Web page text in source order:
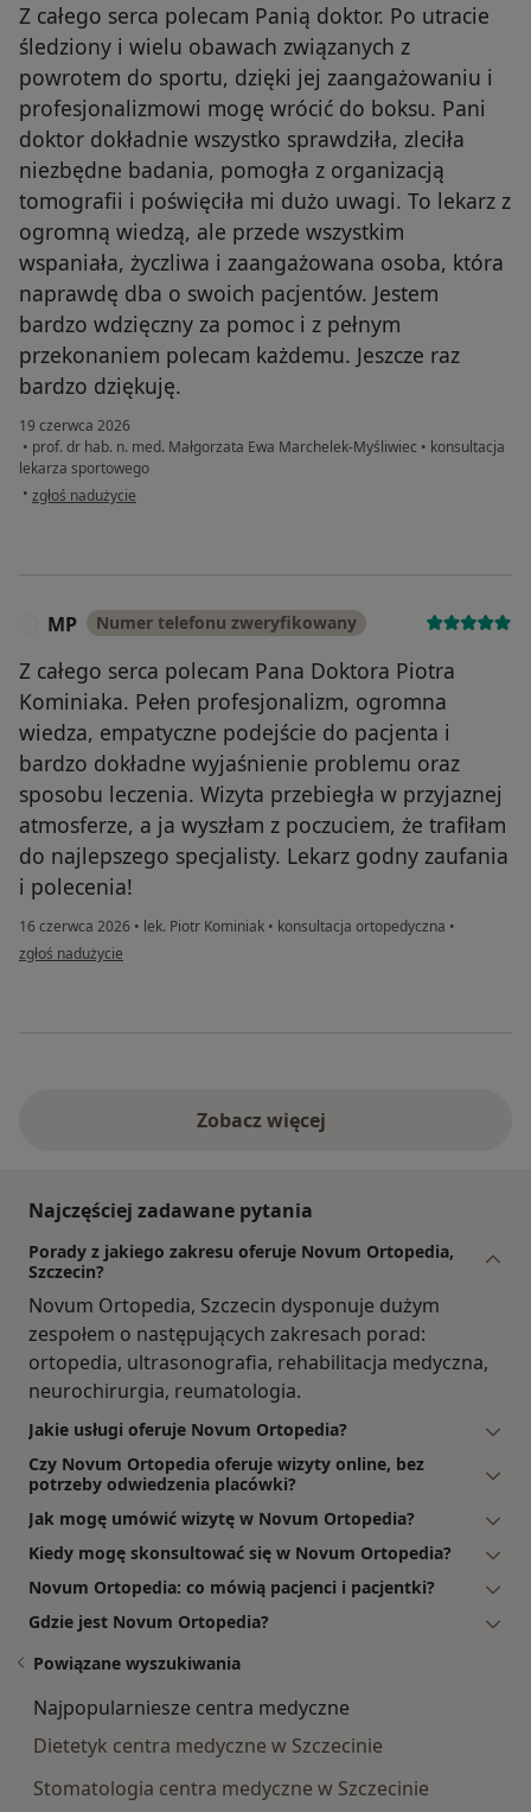
Z całego serca polecam Panią doktor. Po utracie
śledziony i wielu obawach związanych z
powrotem do sportu, dzięki jej zaangażowaniu i
profesjonalizmowi mogę wrócić do boksu. Pani
doktor dokładnie wszystko sprawdziła, zleciła
niezbędne badania, pomogła z organizacją
tomografii i poświęciła mi dużo uwagi. To lekarz z
ogromną wiedzą, ale przede wszystkim
wspaniała, życzliwa i zaangażowana osoba, która
naprawdę dba o swoich pacjentów. Jestem
bardzo wdzięczny za pomoc i z pełnym
przekonaniem polecam każdemu. Jeszcze raz
bardzo dziękuję.
19 czerwca 2026
• prof. dr hab. n. med. Małgorzata Ewa Marchelek-Myśliwiec • konsultacja
lekarza sportowego
• w opinii użytkownika Daniel Podobas
zgłoś nadużycie
MP Numer telefonu zweryfikowany
Z całego serca polecam Pana Doktora Piotra
Kominiaka. Pełen profesjonalizm, ogromna
wiedza, empatyczne podejście do pacjenta i
bardzo dokładne wyjaśnienie problemu oraz
sposobu leczenia. Wizyta przebiegła w przyjaznej
atmosferze, a ja wyszłam z poczuciem, że trafiłam
do najlepszego specjalisty. Lekarz godny zaufania
i polecenia!
16 czerwca 2026 • lek. Piotr Kominiak • konsultacja ortopedyczna •
w opinii użytkownika MP
zgłoś nadużycie
Zobacz więcej
Najczęściej zadawane pytania
Porady z jakiego zakresu oferuje Novum Ortopedia,
Szczecin?
Novum Ortopedia, Szczecin dysponuje dużym
zespołem o następujących zakresach porad:
ortopedia, ultrasonografia, rehabilitacja medyczna,
neurochirurgia, reumatologia.
Jakie usługi oferuje Novum Ortopedia?
Czy Novum Ortopedia oferuje wizyty online, bez
potrzeby odwiedzenia placówki?
Jak mogę umówić wizytę w Novum Ortopedia?
Kiedy mogę skonsultować się w Novum Ortopedia?
Novum Ortopedia: co mówią pacjenci i pacjentki?
Gdzie jest Novum Ortopedia?
Powiązane wyszukiwania
Najpopularniesze centra medyczne
Dietetyk centra medyczne w Szczecinie
Stomatologia centra medyczne w Szczecinie